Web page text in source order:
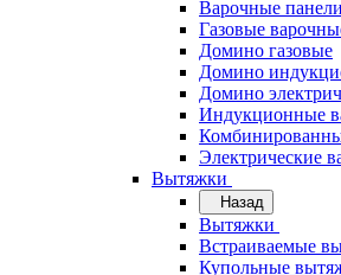
Варочные панели
Газовые
Домино газовые
Домино
Домино
Индукционные
Электрические
Вытяжки
Назад
Вытяжки
Встраиваемые
Купольные